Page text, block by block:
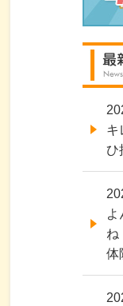
キ
ひ
ね
体